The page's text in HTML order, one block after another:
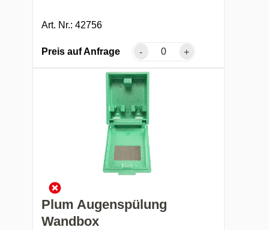
Art. Nr.: 42756
Preis auf Anfrage - +
Plum Augenspülung
Wandbox